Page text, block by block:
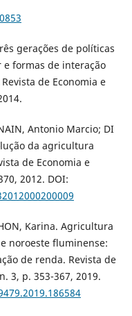
gerações de políticas
formas de interação
de Economia e
Antonio Marcio; DI
da agricultura
de Economia e
2012. DOI:
Karina. Agricultura
noroeste fluminense:
de renda. Revista de
3, p. 353-367, 2019.